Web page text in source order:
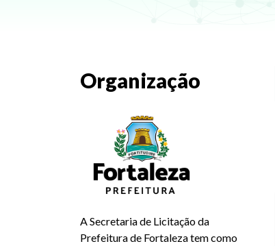
Organização
A Secretaria de Licitação da
Prefeitura de Fortaleza tem como